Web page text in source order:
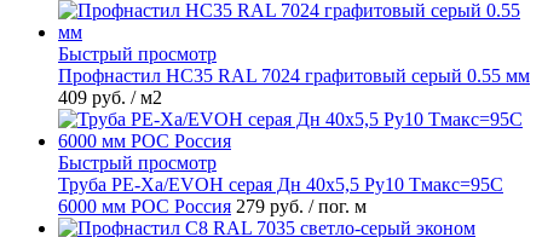
Быстрый просмотр
Профнастил НС35 RAL 7024 графитовый серый 0.55 мм
409 руб. / м2
Быстрый просмотр
Труба PE-Xa/EVOH серая Дн 40х5,5 Ру10 Тмакс=95C
6000 мм РОС Россия 279 руб. / пог. м